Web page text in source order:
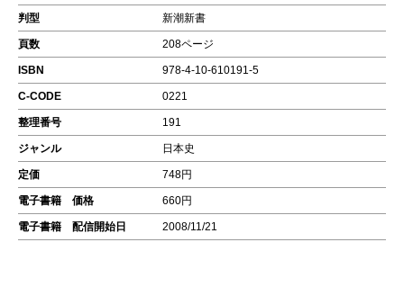
判型 新潮新書
頁数 208ページ
ISBN 978-4-10-610191-5
C-CODE 0221
整理番号 191
ジャンル 日本史
定価 748円
電子書籍 価格 660円
電子書籍 配信開始日 2008/11/21